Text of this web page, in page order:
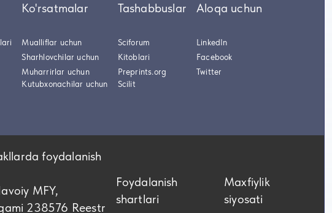
Ko'rsatmalar
Mualliflar uchun
Sharhlovchilar uchun
Muharrirlar uchun
Kutubxonachilar uchun
Tashabbuslar
Sciforum
Kitoblari
Preprints.org
Scilit
Aloqa uchun
LinkedIn
Facebook
Twitter
foydalanish
MFY,
238576 Reestr
Foydalanish
shartlari
Maxfiylik
siyosati